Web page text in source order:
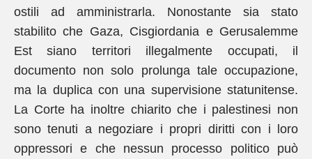
ostili ad amministrarla. Nonostante sia stato
stabilito che Gaza, Cisgiordania e Gerusalemme
Est siano territori illegalmente occupati, il
documento non solo prolunga tale occupazione,
ma la duplica con una supervisione statunitense.
La Corte ha inoltre chiarito che i palestinesi non
sono tenuti a negoziare i propri diritti con i loro
oppressori e che nessun processo politico può